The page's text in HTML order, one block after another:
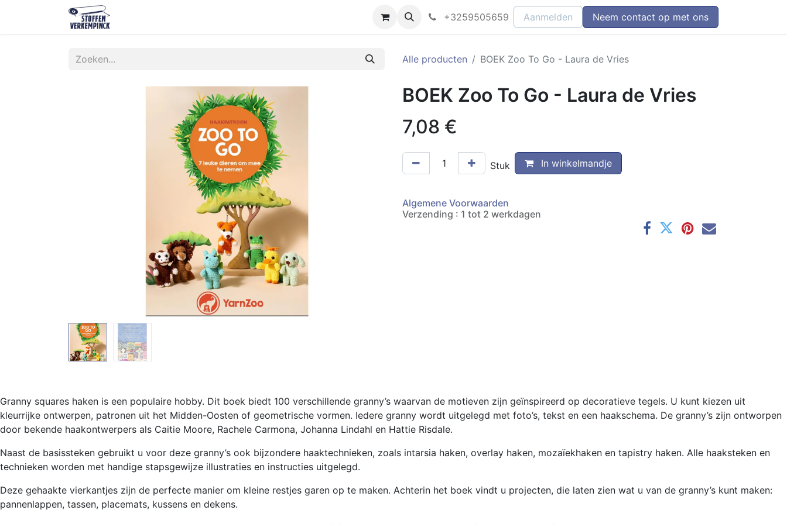
+3259505659 Aanmelden Neem contact op met ons
Alle producten BOEK Zoo To Go - Laura de Vries
BOEK Zoo To Go - Laura de Vries
7,08 €
Stuk In winkelmandje
Algemene Voorwaarden
Verzending : 1 tot 2 werkdagen
Granny squares haken is een populaire hobby. Dit boek biedt 100 verschillende granny’s waarvan de motieven zijn geïnspireerd op decoratieve tegels. U kunt kiezen uit
kleurrijke ontwerpen, patronen uit het Midden-Oosten of geometrische vormen. Iedere granny wordt uitgelegd met foto’s, tekst en een haakschema. De granny’s zijn ontworpen
door bekende haakontwerpers als Caitie Moore, Rachele Carmona, Johanna Lindahl en Hattie Risdale.
Naast de basissteken gebruikt u voor deze granny’s ook bijzondere haaktechnieken, zoals intarsia haken, overlay haken, mozaïekhaken en tapistry haken. Alle haaksteken en
technieken worden met handige stapsgewijze illustraties en instructies uitgelegd.
Deze gehaakte vierkantjes zijn de perfecte manier om kleine restjes garen op te maken. Achterin het boek vindt u projecten, die laten zien wat u van de granny’s kunt maken:
pannenlappen, tassen, placemats, kussens en dekens.